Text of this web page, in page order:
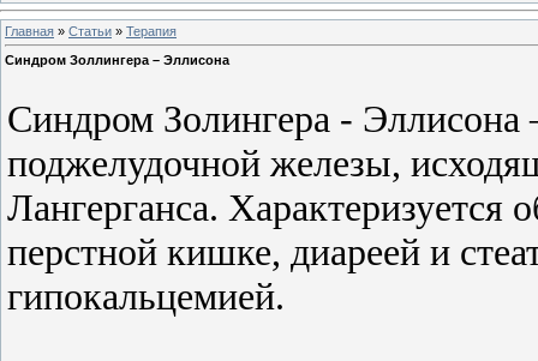
Главная » Статьи » Терапия
Синдром Золлингера – Эллисона
Синдром Золингера -
поджелудочной железы,
Лангерганса. Характеризуется
перстной кишке, диареей и
гипокальцемией.